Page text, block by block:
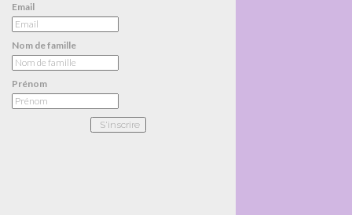
Email
Nom de famille
Prénom
S'inscrire